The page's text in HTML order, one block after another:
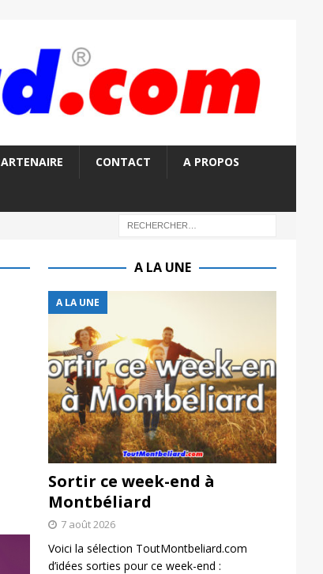
CONTACT A PROPOS
A LA UNE
A LA UNE
Sortir ce week-end à
Montbéliard
7 août 2026
Voici la sélection ToutMontbeliard.com
d’idées sorties pour ce week-end :